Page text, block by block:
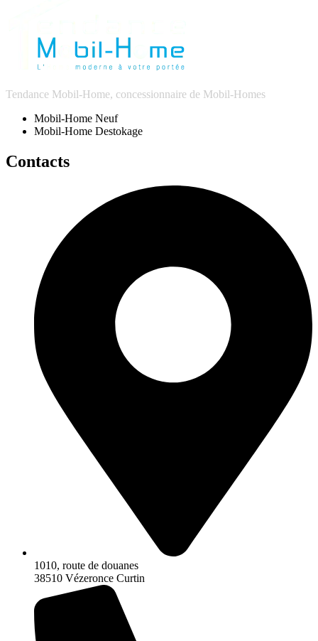
Tendance Mobil-Home, concessionnaire de Mobil-Homes
Mobil-Home Neuf
Mobil-Home Destokage
Contacts
1010, route de douanes
38510 Vézeronce Curtin